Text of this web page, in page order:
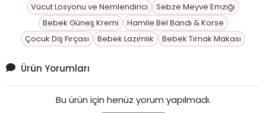
Vücut Losyonu ve Nemlendirici
Sebze Meyve Emziği
Bebek Güneş Kremi
Hamile Bel Bandı & Korse
Çocuk Diş Fırçası
Bebek Lazımlık Bebek Tırnak Makası
Ürün Yorumları
Bu ürün için henüz yorum yapılmadı.